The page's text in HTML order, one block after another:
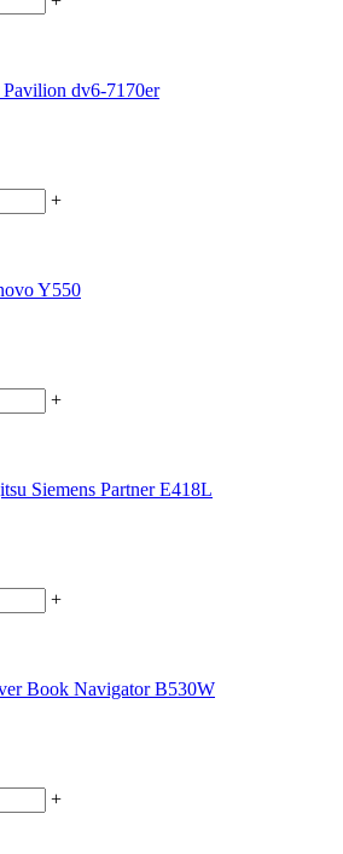
dv6-7170er
+
Y550
+
Siemens Partner E418L
+
Book Navigator B530W
+